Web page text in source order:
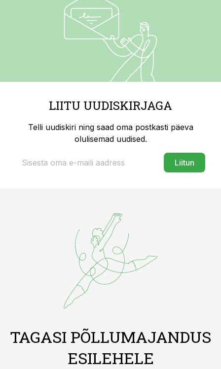
LIITU UUDISKIRJAGA
Telli uudiskiri ning saad oma postkasti päeva
olulisemad uudised.
Liitun
TAGASI PÕLLUMAJANDUS
ESILEHELE